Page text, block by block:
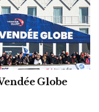
Globe